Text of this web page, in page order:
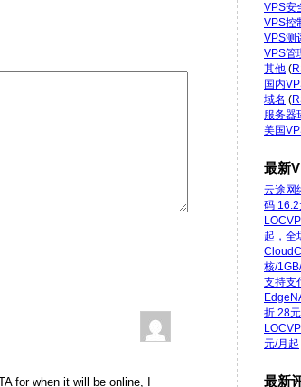
for when it will be online, I
VPS安
VPS控
VPS测
VPS管
其他 (
国内
域名 (
服务器
美国
最新
云途网
码 16.2
起，全
核/
支持支
折 28
元/月起
最新